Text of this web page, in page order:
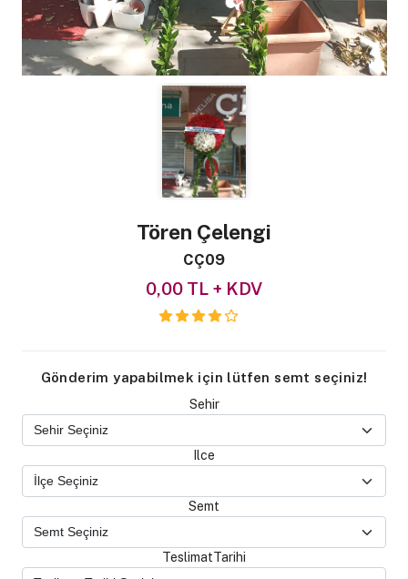
Tören Çelengi
CÇ09
0,00 TL + KDV
Gönderim yapabilmek için lütfen semt seçiniz!
Sehir
Ilce
Semt
TeslimatTarihi